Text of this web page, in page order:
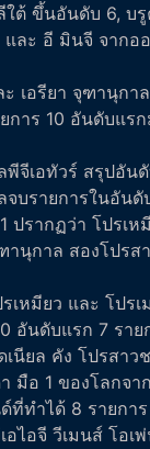
ต้ ขึ้นอันดับ 6, บรู
ละ อี มินจี จากออ
เอรียา จุฑานุกา
าร 10 อันดับแร
จีเอทัวร์ สรุปอัน
บรายการในอัน
ปรากฏว่า โปรเ
านุกาล สองโปร
เหมียว และ โปร
อันดับแรก 7 รา
เนียล คัง โปรสาว
มือ 1 ของโลกจา
ที่ทำได้ 8 รายกา
ไอจี วีเมนส์ โอเ